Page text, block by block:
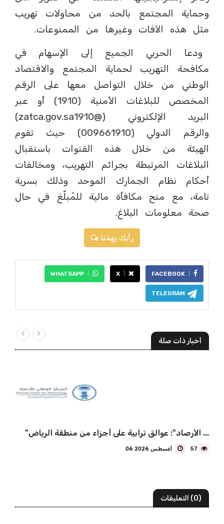
وحماية المجتمع بالحد من محاولات تهريب
مثل هذه الآفات وغيرها من الممنوعات.
ودعا الحربي الجميع إلى الإسهام في
مكافحة التهريب لحماية المجتمع والاقتصاد
الوطني من خلال التواصل معها على الرقم
المخصص للبلاغات الأمنية (1910) أو عبر
البريد الإلكتروني (@zatca.gov.sa1910)
والرقم الدولي (009661910) حيث تقوم
الهيئة من خلال هذه القنوات باستقبال
البلاغات المرتبطة بجرائم التهريب، ومخالفات
أحكام نظام الجمارك الموحد وذلك بسرية
تامة، مع منح مكافأة مالية للمُبلّغ في حال
صحة معلومات البلاغ.
رأيك يهمنا
FACEBOOK
X
WHATSAPP
TELEGRAM
أخبار ذات صلة
"الأرصاد": عوالق ترابية على أجزاء من منطقة الرياض ...
57
(0) التعليقات